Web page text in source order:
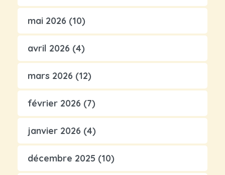
mai 2026 (10)
avril 2026 (4)
mars 2026 (12)
février 2026 (7)
janvier 2026 (4)
décembre 2025 (10)